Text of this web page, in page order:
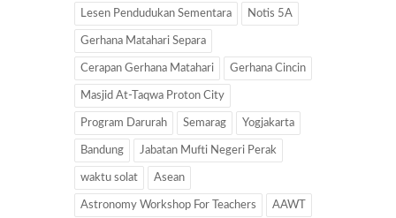
Lesen Pendudukan Sementara Notis 5A
Gerhana Matahari Separa
Cerapan Gerhana Matahari Gerhana Cincin
Masjid At-Taqwa Proton City
Program Darurah Semarag Yogjakarta
Bandung Jabatan Mufti Negeri Perak
waktu solat Asean
Astronomy Workshop For Teachers AAWT